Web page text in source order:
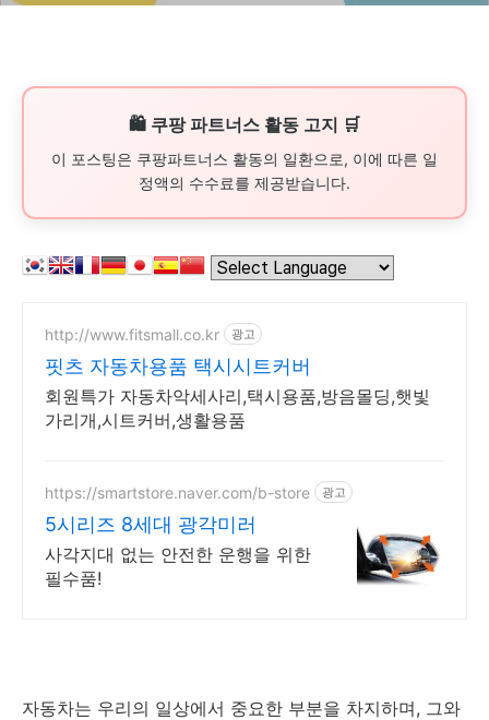
🛍️ 쿠팡 파트너스 활동 고지 🛒
이 포스팅은 쿠팡파트너스 활동의 일환으로, 이에 따른 일
정액의 수수료를 제공받습니다.
http://www.fitsmall.co.kr 광고
핏츠 자동차용품 택시시트커버
회원특가 자동차악세사리,택시용품,방음몰딩,햇빛
가리개,시트커버,생활용품
https://smartstore.naver.com/b-store 광고
5시리즈 8세대 광각미러
사각지대 없는 안전한 운행을 위한
필수품!
자동차는 우리의 일상에서 중요한 부분을 차지하며, 그와